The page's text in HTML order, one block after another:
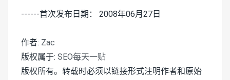
------首次发布日期： 2008年06月27日
作者: Zac
版权属于: SEO每天一贴
版权所有。转载时必须以链接形式注明作者和原始